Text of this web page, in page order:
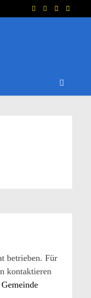
betrieben. Für
kontaktieren
Gemeinde